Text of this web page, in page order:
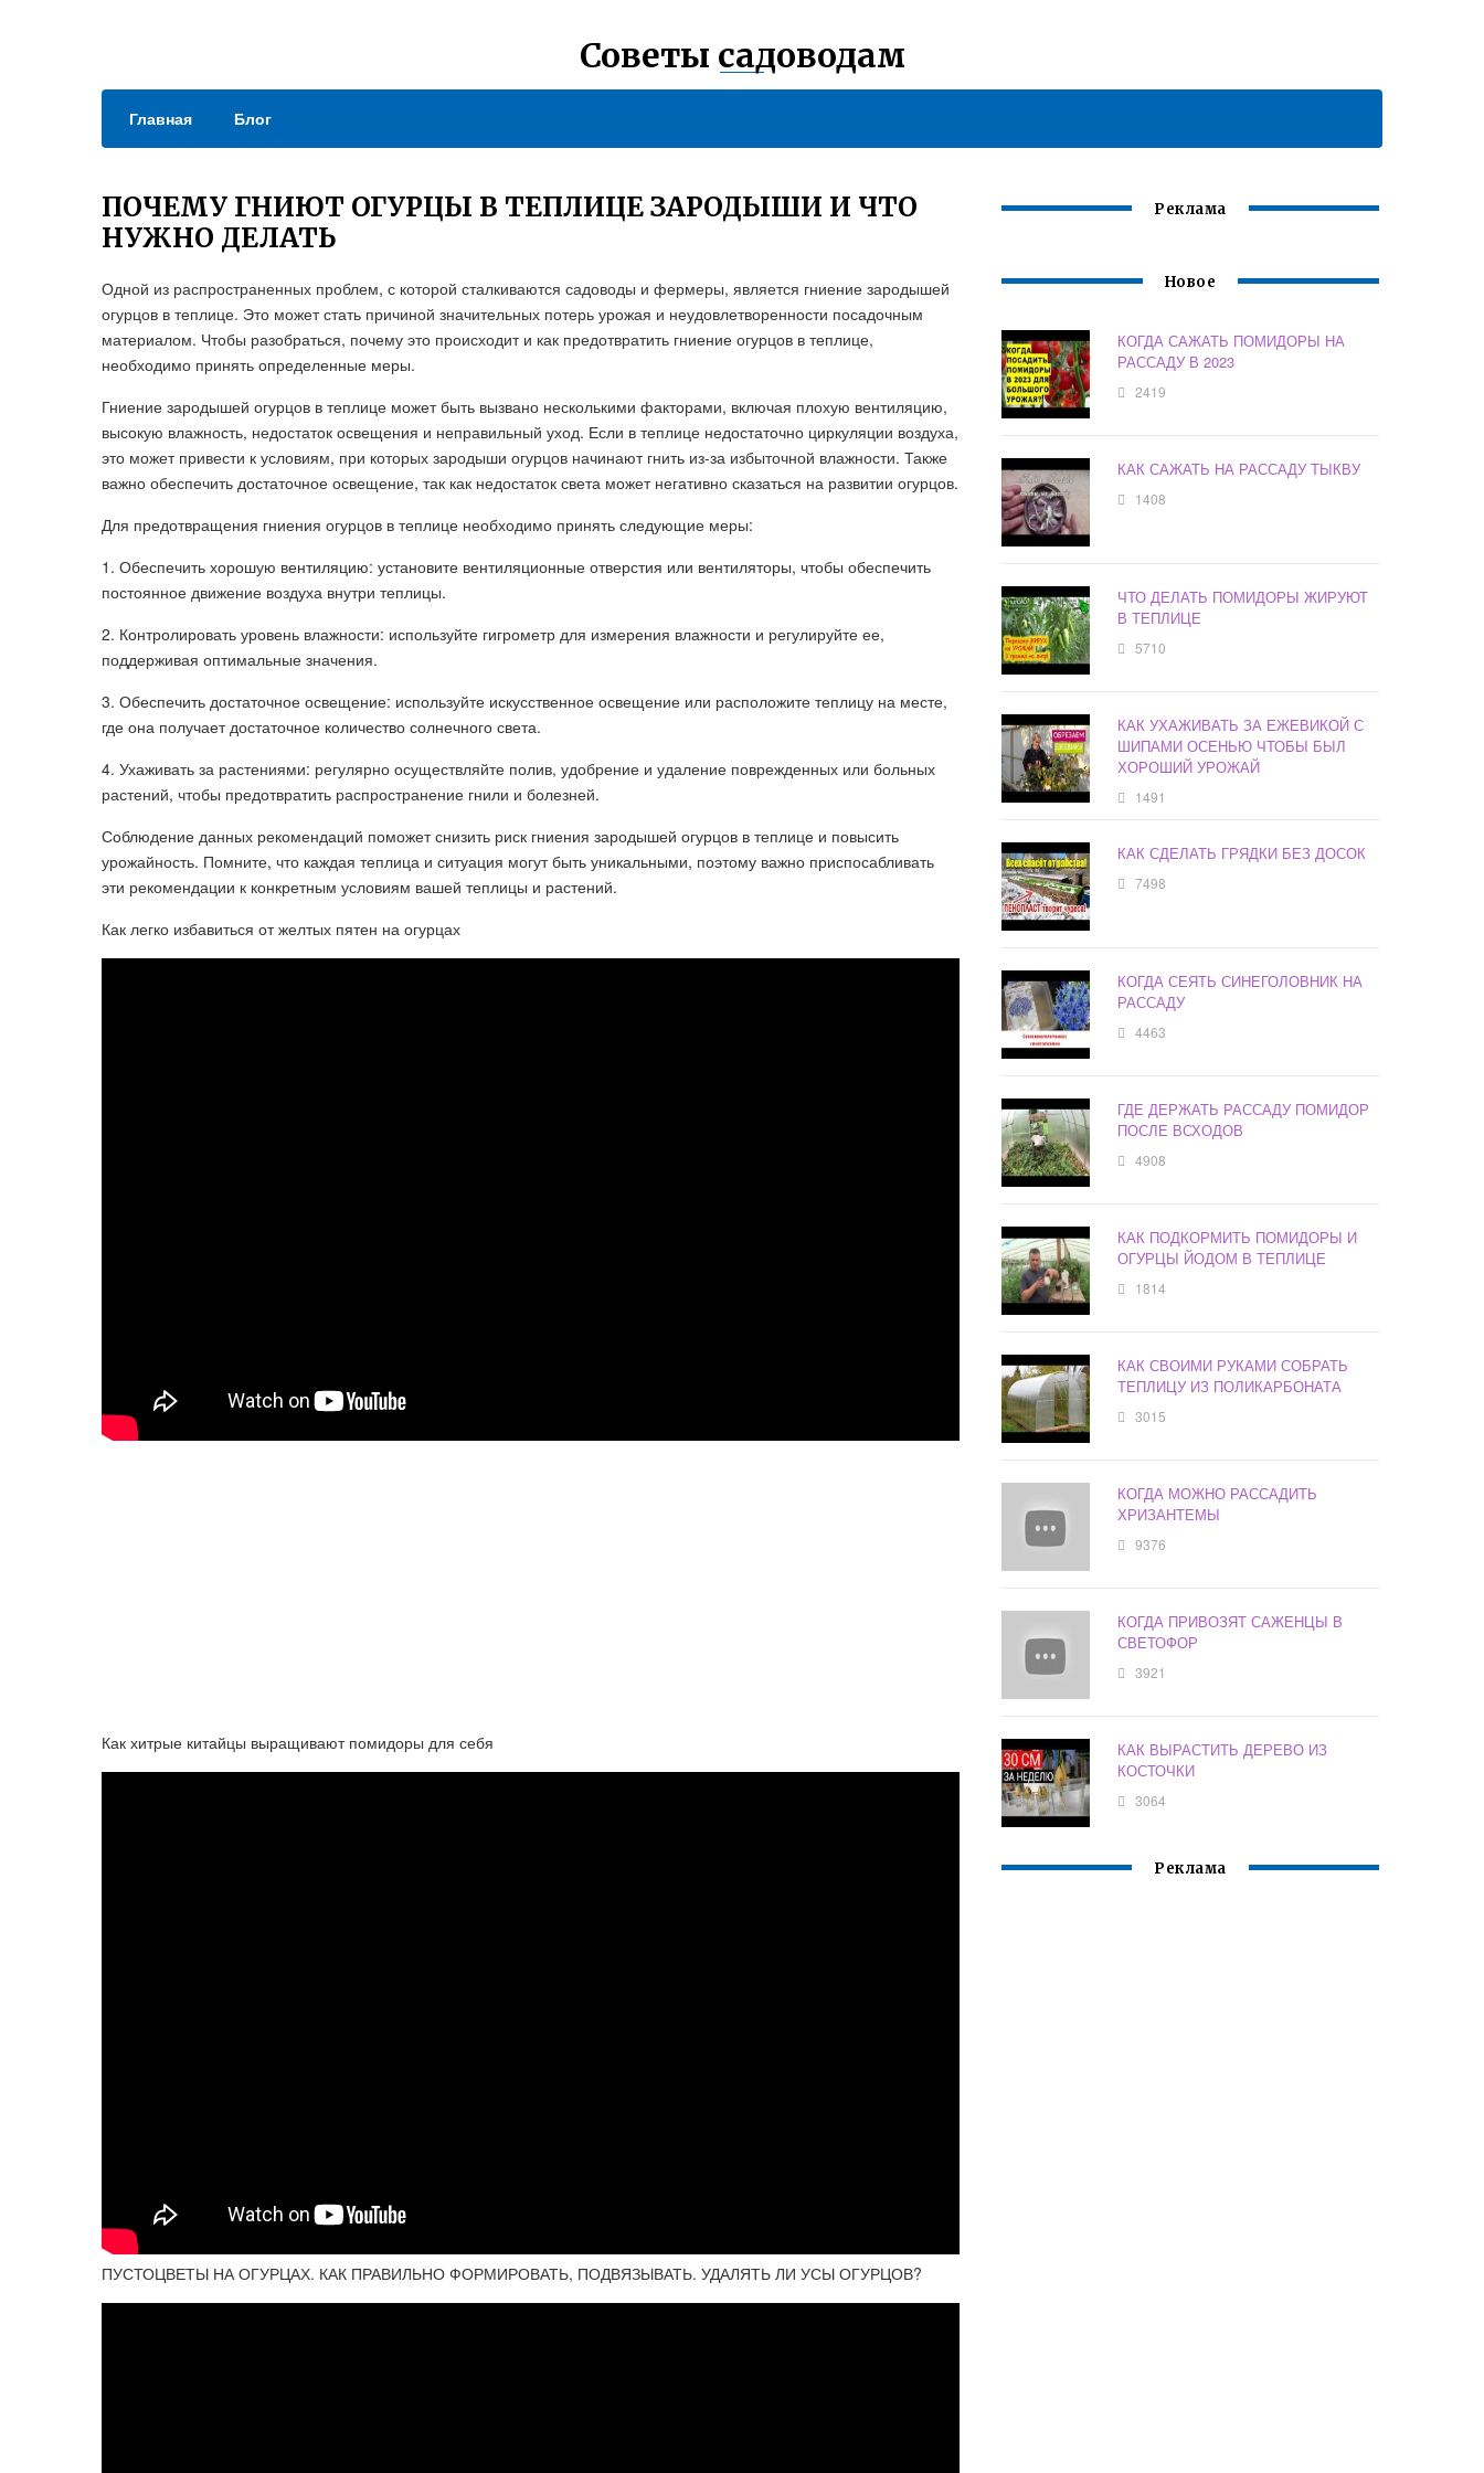
Советы садоводам
Главная Блог
ПОЧЕМУ ГНИЮТ ОГУРЦЫ В ТЕПЛИЦЕ ЗАРОДЫШИ И ЧТО
НУЖНО ДЕЛАТЬ
Одной из распространенных проблем, с которой сталкиваются садоводы и фермеры, является гниение зародышей
огурцов в теплице. Это может стать причиной значительных потерь урожая и неудовлетворенности посадочным
материалом. Чтобы разобраться, почему это происходит и как предотвратить гниение огурцов в теплице,
необходимо принять определенные меры.
Гниение зародышей огурцов в теплице может быть вызвано несколькими факторами, включая плохую вентиляцию,
высокую влажность, недостаток освещения и неправильный уход. Если в теплице недостаточно циркуляции воздуха,
это может привести к условиям, при которых зародыши огурцов начинают гнить из-за избыточной влажности. Также
важно обеспечить достаточное освещение, так как недостаток света может негативно сказаться на развитии огурцов.
Для предотвращения гниения огурцов в теплице необходимо принять следующие меры:
1. Обеспечить хорошую вентиляцию: установите вентиляционные отверстия или вентиляторы, чтобы обеспечить
постоянное движение воздуха внутри теплицы.
2. Контролировать уровень влажности: используйте гигрометр для измерения влажности и регулируйте ее,
поддерживая оптимальные значения.
3. Обеспечить достаточное освещение: используйте искусственное освещение или расположите теплицу на месте,
где она получает достаточное количество солнечного света.
4. Ухаживать за растениями: регулярно осуществляйте полив, удобрение и удаление поврежденных или больных
растений, чтобы предотвратить распространение гнили и болезней.
Соблюдение данных рекомендаций поможет снизить риск гниения зародышей огурцов в теплице и повысить
урожайность. Помните, что каждая теплица и ситуация могут быть уникальными, поэтому важно приспосабливать
эти рекомендации к конкретным условиям вашей теплицы и растений.
Как легко избавиться от желтых пятен на огурцах
Как хитрые китайцы выращивают помидоры для себя
ПУСТОЦВЕТЫ НА ОГУРЦАХ. КАК ПРАВИЛЬНО ФОРМИРОВАТЬ, ПОДВЯЗЫВАТЬ. УДАЛЯТЬ ЛИ УСЫ ОГУРЦОВ?
Реклама
Новое
КОГДА САЖАТЬ ПОМИДОРЫ НА
РАССАДУ В 2023
2419
КАК САЖАТЬ НА РАССАДУ ТЫКВУ
1408
ЧТО ДЕЛАТЬ ПОМИДОРЫ ЖИРУЮТ
В ТЕПЛИЦЕ
5710
КАК УХАЖИВАТЬ ЗА ЕЖЕВИКОЙ С
ШИПАМИ ОСЕНЬЮ ЧТОБЫ БЫЛ
ХОРОШИЙ УРОЖАЙ
1491
КАК СДЕЛАТЬ ГРЯДКИ БЕЗ ДОСОК
7498
КОГДА СЕЯТЬ СИНЕГОЛОВНИК НА
РАССАДУ
4463
ГДЕ ДЕРЖАТЬ РАССАДУ ПОМИДОР
ПОСЛЕ ВСХОДОВ
4908
КАК ПОДКОРМИТЬ ПОМИДОРЫ И
ОГУРЦЫ ЙОДОМ В ТЕПЛИЦЕ
1814
КАК СВОИМИ РУКАМИ СОБРАТЬ
ТЕПЛИЦУ ИЗ ПОЛИКАРБОНАТА
3015
КОГДА МОЖНО РАССАДИТЬ
ХРИЗАНТЕМЫ
9376
КОГДА ПРИВОЗЯТ САЖЕНЦЫ В
СВЕТОФОР
3921
КАК ВЫРАСТИТЬ ДЕРЕВО ИЗ
КОСТОЧКИ
3064
Реклама